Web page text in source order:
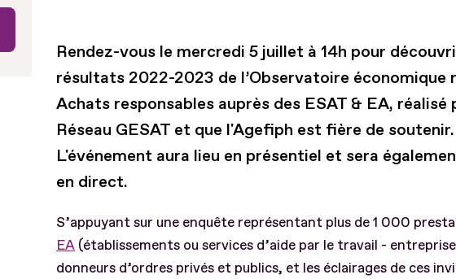
Rendez-vous le mercredi 5 juillet à 14h pour
résultats 2022-2023 de l’Observatoire économique
Achats responsables auprès des ESAT & EA, réalisé
Réseau GESAT et que l'Agefiph est fière de soutenir.
L'événement aura lieu en présentiel et sera
en direct.
S’appuyant sur une enquête représentant plus de 1 000
EA (établissements ou services d’aide par le travail -
donneurs d’ordres privés et publics, et les éclairages de ces